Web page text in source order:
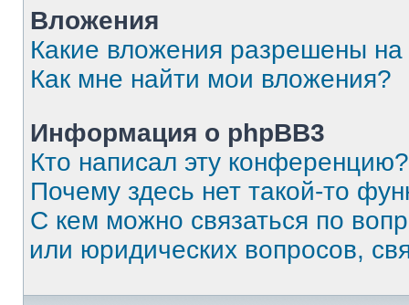
Вложения
Какие вложения разрешены
Как мне найти мои вложения?
Информация о phpBB3
Кто написал эту конференцию?
Почему здесь нет такой-то
С кем можно связаться по
или юридических вопросов,